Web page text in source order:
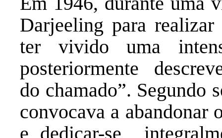
Darjeeling para
ter vivido uma
posteriormente
do chamado”. Segundo
convocava a
e dedicar-se